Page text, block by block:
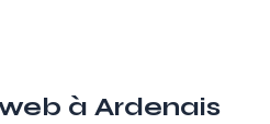
à Ardenais